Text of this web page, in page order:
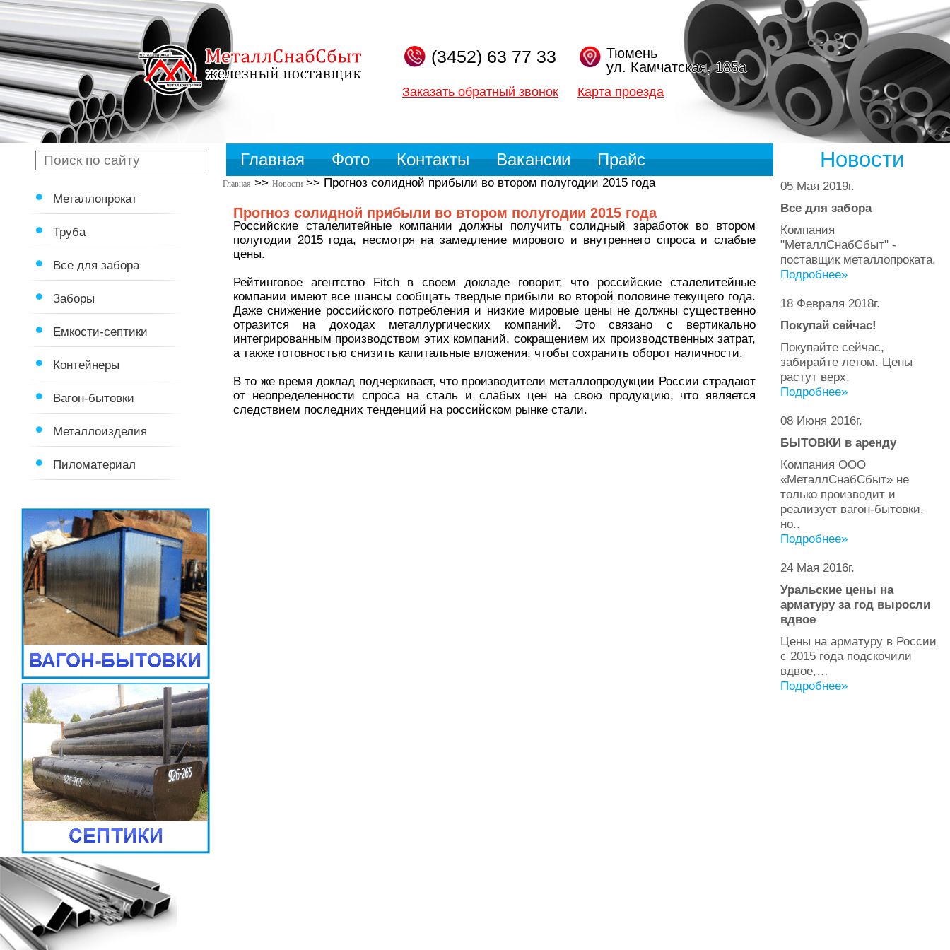
(3452) 63 77 33
Заказать обратный звонок
Тюмень
ул. Камчатская, 185а
Карта проезда
Главная Фото Контакты Вакансии Прайс
Главная >> Новости >> Прогноз солидной прибыли во втором полугодии 2015 года
Прогноз солидной прибыли во втором полугодии 2015 года
Российские сталелитейные компании должны получить солидный заработок во втором
полугодии 2015 года, несмотря на замедление мирового и внутреннего спроса и слабые
цены.
Рейтинговое агентство Fitch в своем докладе говорит, что российские сталелитейные
компании имеют все шансы сообщать твердые прибыли во второй половине текущего года.
Даже снижение российского потребления и низкие мировые цены не должны существенно
отразится на доходах металлургических компаний. Это связано с вертикально
интегрированным производством этих компаний, сокращением их производственных затрат,
а также готовностью снизить капитальные вложения, чтобы сохранить оборот наличности.
В то же время доклад подчеркивает, что производители металлопродукции России страдают
от неопределенности спроса на сталь и слабых цен на свою продукцию, что является
следствием последних тенденций на российском рынке стали.
Металлопрокат
Труба
Все для забора
Заборы
Емкости-септики
Контейнеры
Вагон-бытовки
Металлоизделия
Пиломатериал
Новости
05 Мая 2019г.
Все для забора
Компания
"МеталлСнабСбыт" -
поставщик металлопроката.
Подробнее»
18 Февраля 2018г.
Покупай сейчас!
Покупайте сейчас,
забирайте летом. Цены
растут верх.
Подробнее»
08 Июня 2016г.
БЫТОВКИ в аренду
Компания ООО
«МеталлСнабСбыт» не
только производит и
реализует вагон-бытовки,
но..
Подробнее»
24 Мая 2016г.
Уральские цены на
арматуру за год выросли
вдвое
Цены на арматуру в России
с 2015 года подскочили
вдвое,…
Подробнее»